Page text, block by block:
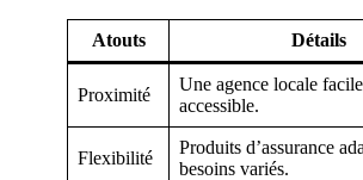
Atouts Détails
Proximité
Une agence locale
accessible.
Flexibilité
Produits d’assurance
besoins variés.